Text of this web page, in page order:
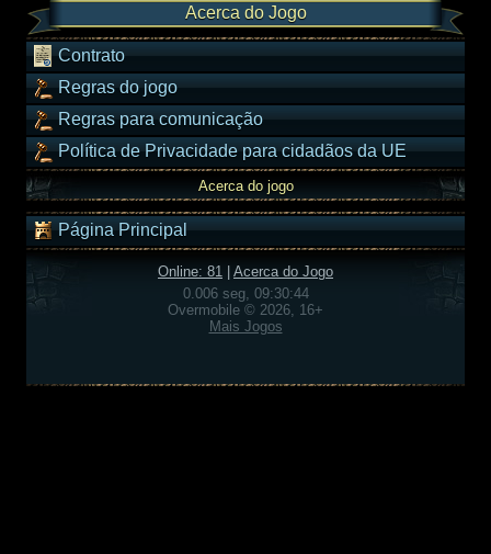
Acerca do Jogo
Contrato
Regras do jogo
Regras para comunicação
Política de Privacidade para cidadãos da UE
Acerca do jogo
Página Principal
Online: 81
Acerca do Jogo
0.006 seg, 09:30:44
Overmobile © 2026, 16+
Mais Jogos